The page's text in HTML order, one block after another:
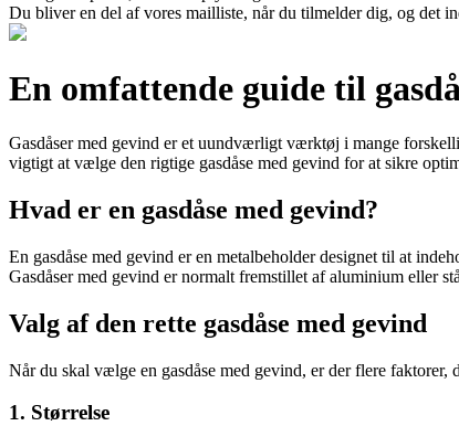
Du bliver en del af vores mailliste, når du tilmelder dig, og det
En omfattende guide til
Gasdåser med gevind er et uundværligt værktøj i mange
vigtigt at vælge den rigtige gasdåse med gevind for at sikre
Hvad er en gasdåse med gevind?
En gasdåse med gevind er en metalbeholder designet til at
Gasdåser med gevind er normalt fremstillet af aluminium eller
Valg af den rette gasdåse med gevind
Når du skal vælge en gasdåse med gevind, er der flere faktorer,
1. Størrelse